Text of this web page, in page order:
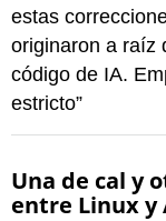
estas
originaron a raíz
código de IA.
estricto”
Una de cal y
entre Linux y